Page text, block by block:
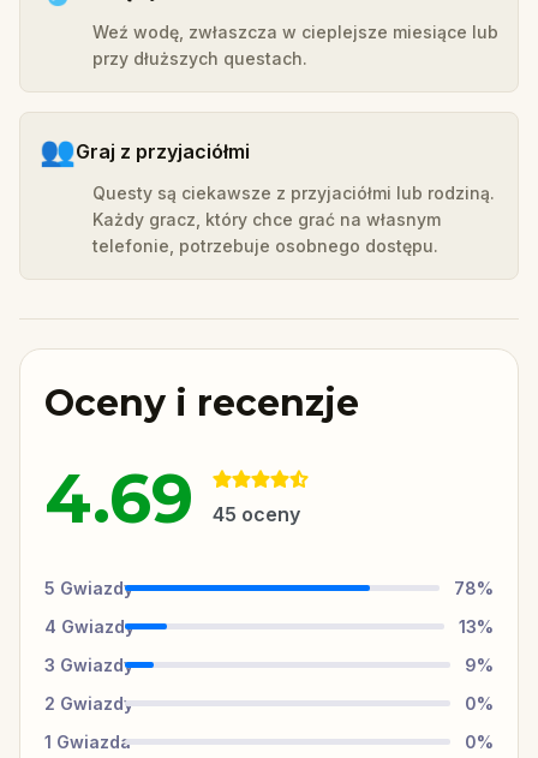
Weź wodę, zwłaszcza w cieplejsze miesiące lub
przy dłuższych questach.
👥Graj z przyjaciółmi
Questy są ciekawsze z przyjaciółmi lub rodziną.
Każdy gracz, który chce grać na własnym
telefonie, potrzebuje osobnego dostępu.
Oceny i recenzje
4.69 45 oceny
5 Gwiazdy 78%
4 Gwiazdy 13%
3 Gwiazdy 9%
2 Gwiazdy 0%
1 Gwiazda 0%